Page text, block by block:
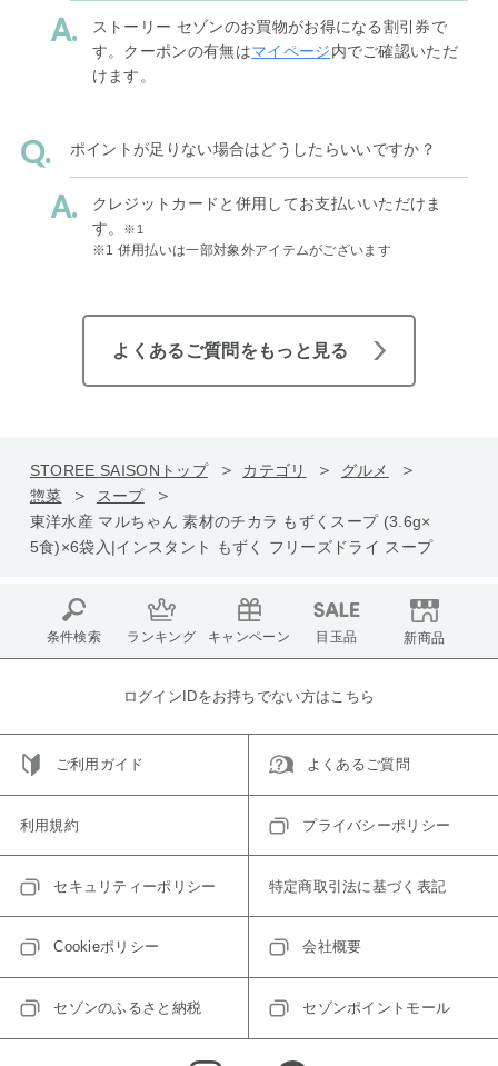
ストーリー セゾンのお買物がお得になる割引券で
す。クーポンの有無はマイページ内でご確認いただ
けます。
ポイントが足りない場合はどうしたらいいですか？
クレジットカードと併用してお支払いいただけま
す。
※1
※1 併用払いは一部対象外アイテムがございます
よくあるご質問をもっと見る
STOREE SAISONトップ カテゴリ
グルメ
惣菜
スープ
東洋水産 マルちゃん 素材のチカラ もずくスープ (3.6g×
5食)×6袋入|インスタント もずく フリーズドライ スープ
条件検索 ランキング キャンペーン 目玉品 新商品
ログインIDをお持ちでない方はこちら
ご利用ガイド よくあるご質問
利用規約 プライバシーポリシー
セキュリティーポリシー 特定商取引法に基づく表記
Cookieポリシー 会社概要
セゾンのふるさと納税 セゾンポイントモール